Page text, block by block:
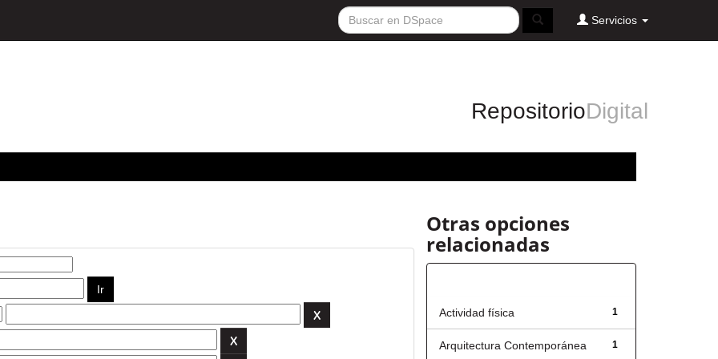
Servicios
RepositorioDigital
Otras opciones
relacionadas
1
Actividad física
1
Arquitectura Contemporánea